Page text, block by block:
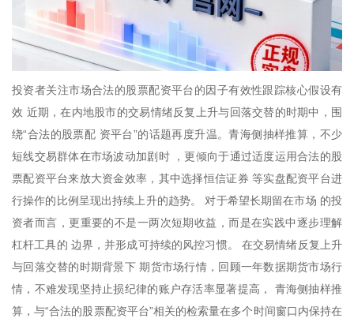
投资者关注市场合法的股票配资平台的因子有效性跟踪核心假设有
效 近期，在内地股市的交易情绪反复上升与回落交替的时期中，围
绕“合法的股票配 资平台”的话题再度升温。青海侧抽样推算，不少
短线交易群体在市场波动加剧时 ，更倾向于通过适度运用合法的股
票配资平台来放大资金效率，其中选择恒信证券 等实盘配资平台进
行操作的比例呈现出持续上升的趋势。 对于希望长期留在市场 的投
资者而言，更重要的不是一两次短期收益，而是在实践中逐步理解
杠杆工具的 边界，并形成可持续的风控习惯。 在交易情绪反复上升
与回落交替的时期背景下 期货市场行情，回顾一年数据期货市场行
情，不难发现坚持止损纪律的账户存活率显著提高， 青海侧抽样推
算，与“合法的股票配资平台”相关的检索量在多个时间窗口内保持在